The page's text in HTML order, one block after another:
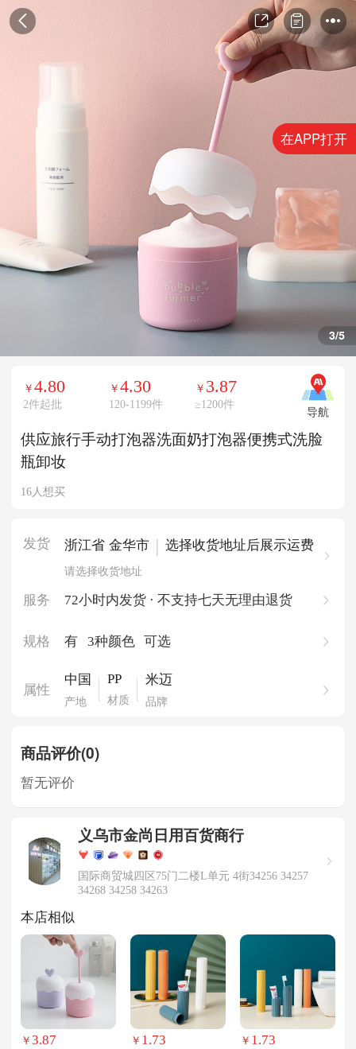
在APP打开
4/5
￥4.80
2件起批
￥4.30
120-1199件
￥ 3.87
≥1200件 导航
供应旅行手动打泡器洗面奶打泡器便携式洗脸
瓶卸妆
16人想买
发货 浙江省 金华市 | 选择收货地址后展示运费
请选择收货地址
服务 72小时内发货 · 不支持七天无理由退货
规格 有 3种颜色 可选
属性
中国
产地
PP
材质
米迈
品牌
商品评价(0)
暂无评价
义乌市金尚日用百货商行
国际商贸城四区75门二楼L单元 4街34256 34257
34268 34258 34263
本店相似
￥3.87 ￥ 1.73 ￥ 1.73